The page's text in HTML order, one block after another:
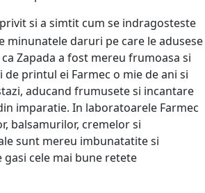
si a simtit cum se indragosteste
minunatele daruri pe care le adusese
Zapada a fost mereu frumoasa si
printul ei Farmec o mie de ani si
aducand frumusete si incantare
imparatie. In laboratoarele Farmec
balsamurilor, cremelor si
sunt mereu imbunatatite si
cele mai bune retete